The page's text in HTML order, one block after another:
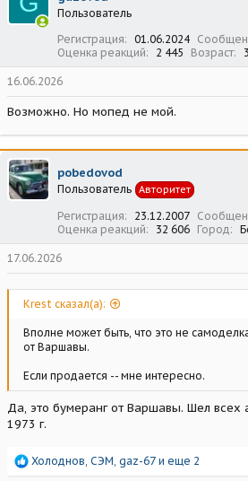
Пользователь
Регистрация
01.06.2024
Оценка реакций
2 445 Возраст
16.06.2026
Возможно. Но мопед не мой.
pobedovod
Пользователь Авторитет
Регистрация 23.12.2007
Оценка реакций
32 606 Город
17.06.2026
Krest сказал(а):
Вполне может быть, что это не
от Варшавы.
Если продается -- мне интересно.
Да, это бумеранг от Варшавы. Шел всех
1973 г.
Р
Холоднов, СЭМ, gaz-67 и еще 2